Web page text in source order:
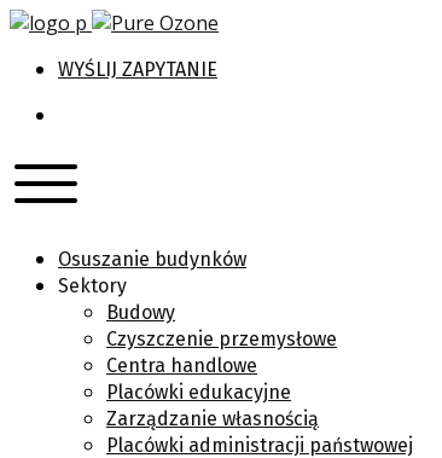
WYŚLIJ ZAPYTANIE
Osuszanie budynków
Sektory
Budowy
Czyszczenie przemysłowe
Centra handlowe
Placówki edukacyjne
Zarządzanie własnością
Placówki administracji państwowej